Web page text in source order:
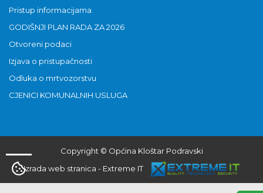
Pristup informacijama
GODIŠNJI PLAN RADA ZA 2026
Otvoreni podaci
Izjava o pristupačnosti
Odluka o mrtvozorstvu
CJENICI KOMUNALNIH USLUGA
Copyright © Općina Kloštar Podravski
Izrada web stranica - Extreme IT